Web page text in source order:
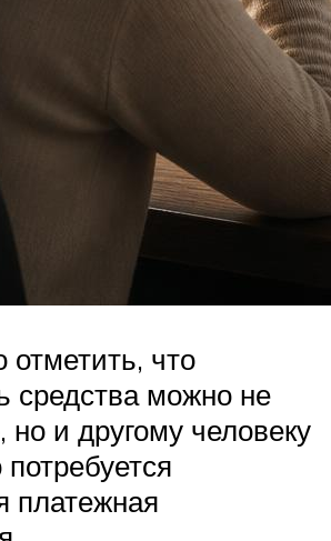
что
средства можно не
но и другому человеку
платежная